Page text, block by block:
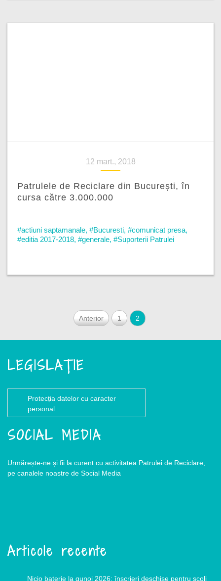
12 mart., 2018
Patrulele de Reciclare din București, în
cursa către 3.000.000
#actiuni saptamanale, #Bucuresti, #comunicat presa,
#editia 2017-2018, #generale, #Suporterii Patrulei
Anterior 1 2
LEGISLAȚIE
Protecția datelor cu caracter
personal
SOCIAL MEDIA
Urmărește-ne și fii la curent cu activitatea Patrulei de Reciclare,
pe canalele noastre de Social Media
Articole recente
Nicio baterie la gunoi 2026: înscrieri deschise pentru școli